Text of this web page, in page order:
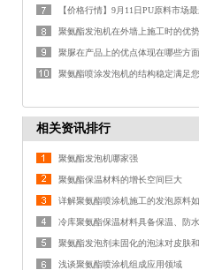
【价格行情】9月11日PU原料市场
聚氨酯发泡机在外墙上施工时的优势
聚脲在产品上的优点体现在哪些方面
聚氨酯喷涂发泡机的结构稳定满足
相关资讯排行
聚氨酯发泡机哪家强
聚氨酯保温材料的增长空间巨大
详解聚氨酯喷涂机施工的发泡原料
冷库聚氨酯保温材料具备保温、防
聚氨酯发泡剂未固化的泡沫对皮肤
浅谈聚氨酯喷涂机组成应用领域